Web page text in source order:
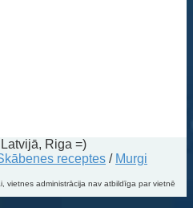
Riga =)
receptes / Murgi
vietnes administrācija nav atbildīga par vietnē